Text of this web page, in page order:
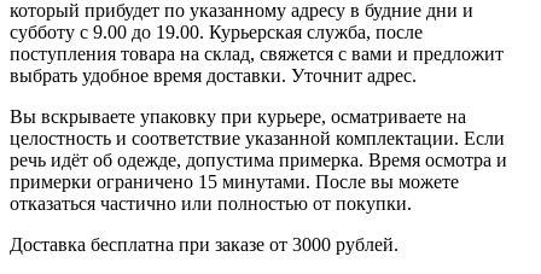
который прибудет по указанному адресу в будние дни и
субботу с 9.00 до 19.00. Курьерская служба, после
поступления товара на склад, свяжется с вами и предложит
выбрать удобное время доставки. Уточнит адрес.
Вы вскрываете упаковку при курьере, осматриваете на
целостность и соответствие указанной комплектации. Если
речь идёт об одежде, допустима примерка. Время осмотра и
примерки ограничено 15 минутами. После вы можете
отказаться частично или полностью от покупки.
Доставка бесплатна при заказе от 3000 рублей.